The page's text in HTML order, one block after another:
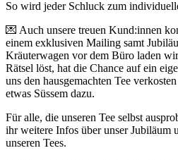
So wird jeder Schluck zum
💌 Auch unsere treuen Kund:innen
einem exklusiven Mailing samt
Kräuterwagen vor dem Büro laden
Rätsel löst, hat die Chance auf ein
uns den hausgemachten Tee
etwas Süssem dazu.
Für alle, die unseren Tee selbst
ihr weitere Infos über unser Jubiläum
unseren Tees.